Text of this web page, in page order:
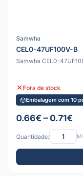
Samwha
CEL0-47UF100V-B
Samwha CEL0-
Fora de stock
Embalagem com 10
0.66€ – 0.71€
Quantidade: